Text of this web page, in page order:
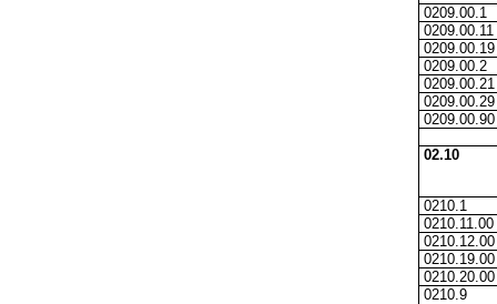
0209.00.1
0209.00.11
0209.00.19
0209.00.2
0209.00.21
0209.00.29
0209.00.90
02.10
0210.1
0210.11.00
0210.12.00
0210.19.00
0210.20.00
0210.9